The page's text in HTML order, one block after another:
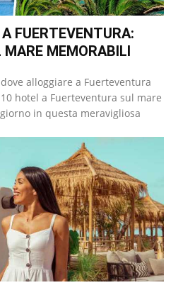
FUERTEVENTURA:
MEMORABILI
alloggiare a Fuerteventura
hotel a Fuerteventura sul mare
in questa meravigliosa